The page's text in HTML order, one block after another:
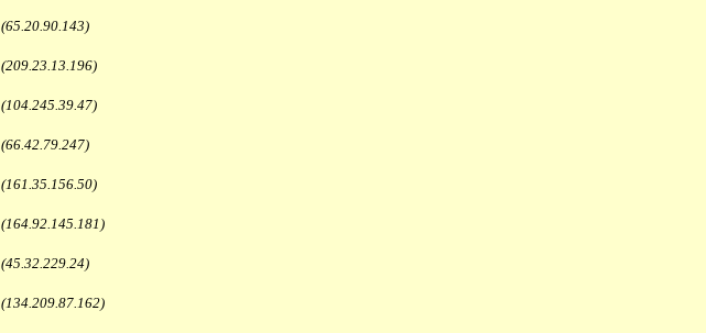
(65.20.90.143)
(209.23.13.196)
(104.245.39.47)
(66.42.79.247)
(161.35.156.50)
(164.92.145.181)
(45.32.229.24)
(134.209.87.162)